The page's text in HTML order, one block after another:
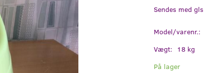
Sendes med gls
Model/varenr.:
Vægt:
18 kg
På lager